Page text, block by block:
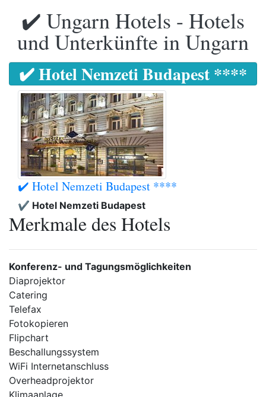
✔️ Ungarn Hotels - Hotels
und Unterkünfte in Ungarn
✔️ Hotel Nemzeti Budapest ****
✔️ Hotel Nemzeti Budapest ****
✔️ Hotel Nemzeti Budapest
Merkmale des Hotels
Konferenz- und Tagungsmöglichkeiten
Diaprojektor
Catering
Telefax
Fotokopieren
Flipchart
Beschallungssystem
WiFi Internetanschluss
Overheadprojektor
Klimaanlage